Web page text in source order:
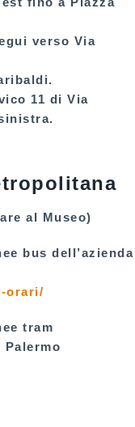
verso Via
.
11 di Via
al Museo)
bus dell’azienda
orari/
tram